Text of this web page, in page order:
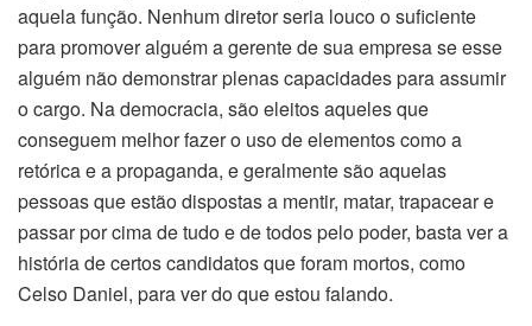
aquela função. Nenhum diretor seria louco o suficiente
para promover alguém a gerente de sua empresa se esse
alguém não demonstrar plenas capacidades para assumir
o cargo. Na democracia, são eleitos aqueles que
conseguem melhor fazer o uso de elementos como a
retórica e a propaganda, e geralmente são aquelas
pessoas que estão dispostas a mentir, matar, trapacear e
passar por cima de tudo e de todos pelo poder, basta ver a
história de certos candidatos que foram mortos, como
Celso Daniel, para ver do que estou falando.